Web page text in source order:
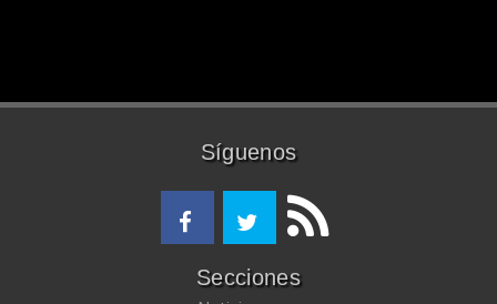
Síguenos
Secciones